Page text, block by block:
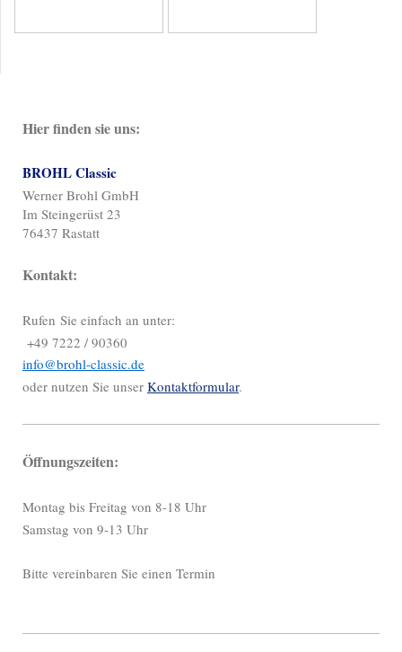
Hier finden sie uns:
BROHL Classic
Werner Brohl GmbH
Im Steingerüst 23
76437 Rastatt
Kontakt:
Rufen Sie einfach an unter:
+49 7222 / 90360
info@brohl-classic.de
oder nutzen Sie unser Kontaktformular.
Öffnungszeiten:
Montag bis Freitag von 8-18 Uhr
Samstag von 9-13 Uhr
Bitte vereinbaren Sie einen Termin